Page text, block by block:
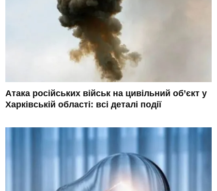
Атака російських військ на цивільний об’єкт у
Харківській області: всі деталі події